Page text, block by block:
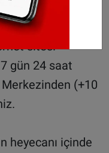
ayrıntılı bilgi
yanıt
sitesi
gün 24 saat
(+10
heyecanı içinde